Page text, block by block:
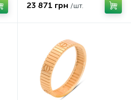
23 871 грн /шт.